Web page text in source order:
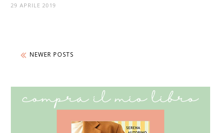
29 APRILE 2019
NEWER POSTS